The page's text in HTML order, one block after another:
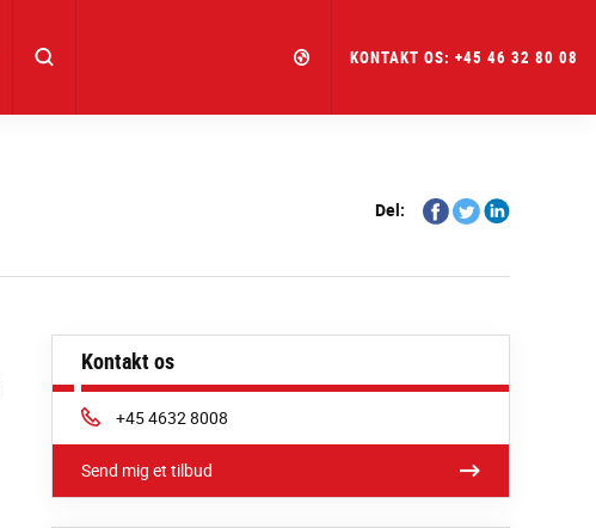
KONTAKT OS: +45 46 32 80 08
Del:
Share
on
Share
on
Share
Kontakt os
Phone:
+45 4632 8008
Send mig et tilbud